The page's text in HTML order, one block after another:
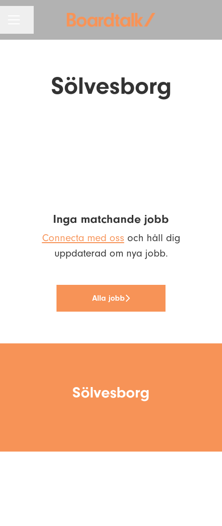
Sölvesborg
Inga matchande jobb
Connecta med oss och håll dig
uppdaterad om nya jobb.
Alla jobb
Sölvesborg